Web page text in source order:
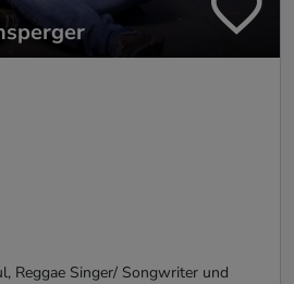
Reggae Singer/ Songwriter und